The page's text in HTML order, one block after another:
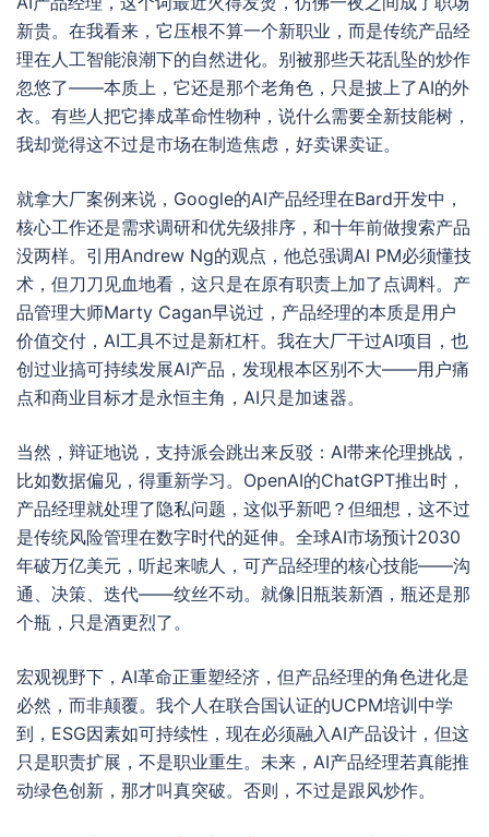
新贵。在我看来，它压根不算一个新职业，而是传统产品经
理在人工智能浪潮下的自然进化。别被那些天花乱坠的炒作
忽悠了——本质上，它还是那个老角色，只是披上了AI的外
衣。有些人把它捧成革命性物种，说什么需要全新技能树，
我却觉得这不过是市场在制造焦虑，好卖课卖证。
就拿大厂案例来说，Google的AI产品经理在Bard开发中，
核心工作还是需求调研和优先级排序，和十年前做搜索产品
没两样。引用Andrew Ng的观点，他总强调AI PM必须懂技
术，但刀刀见血地看，这只是在原有职责上加了点调料。产
品管理大师Marty Cagan早说过，产品经理的本质是用户
价值交付，AI工具不过是新杠杆。我在大厂干过AI项目，也
创过业搞可持续发展AI产品，发现根本区别不大——用户痛
点和商业目标才是永恒主角，AI只是加速器。
当然，辩证地说，支持派会跳出来反驳：AI带来伦理挑战，
比如数据偏见，得重新学习。OpenAI的ChatGPT推出时，
产品经理就处理了隐私问题，这似乎新吧？但细想，这不过
是传统风险管理在数字时代的延伸。全球AI市场预计2030
年破万亿美元，听起来唬人，可产品经理的核心技能——沟
通、决策、迭代——纹丝不动。就像旧瓶装新酒，瓶还是那
个瓶，只是酒更烈了。
宏观视野下，AI革命正重塑经济，但产品经理的角色进化是
必然，而非颠覆。我个人在联合国认证的UCPM培训中学
到，ESG因素如可持续性，现在必须融入AI产品设计，但这
只是职责扩展，不是职业重生。未来，AI产品经理若真能推
动绿色创新，那才叫真突破。否则，不过是跟风炒作。